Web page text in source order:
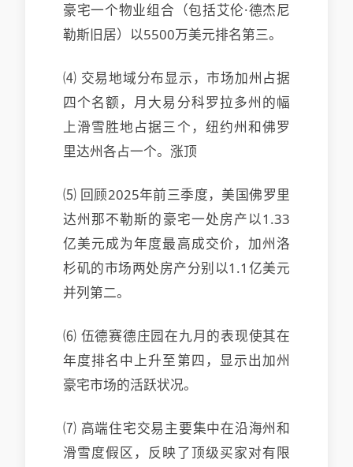
豪宅一个物业组合（包括艾伦·德杰尼
勒斯旧居）以5500万美元排名第三。
⑷ 交易地域分布显示，市场加州占据
四个名额，月大易分科罗拉多州的幅
上滑雪胜地占据三个，纽约州和佛罗
里达州各占一个。涨顶
⑸ 回顾2025年前三季度，美国佛罗里
达州那不勒斯的豪宅一处房产以1.33
亿美元成为年度最高成交价，加州洛
杉矶的市场两处房产分别以1.1亿美元
并列第二。
⑹ 伍德赛德庄园在九月的表现使其在
年度排名中上升至第四，显示出加州
豪宅市场的活跃状况。
⑺ 高端住宅交易主要集中在沿海州和
滑雪度假区，反映了顶级买家对有限